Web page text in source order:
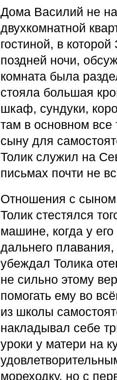
Дома Василий не
двухкомнатной
гостиной, в
поздней ночи,
комната была
стояла большая
шкаф, сундуки,
там в основном все
сыну для
Толик служил на
письмах почти не
Отношения с
Толик стестялся
машине, когда у
дальнего
убеждал Толика
не сильно этому
помогать ему во
из школы
накладывал себе
уроки у матери на
мореходку, но с